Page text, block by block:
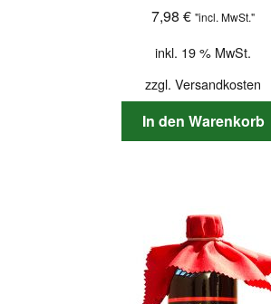
7,98 € "incl. MwSt."
inkl. 19 % MwSt.
zzgl. Versandkosten
In den Warenkorb